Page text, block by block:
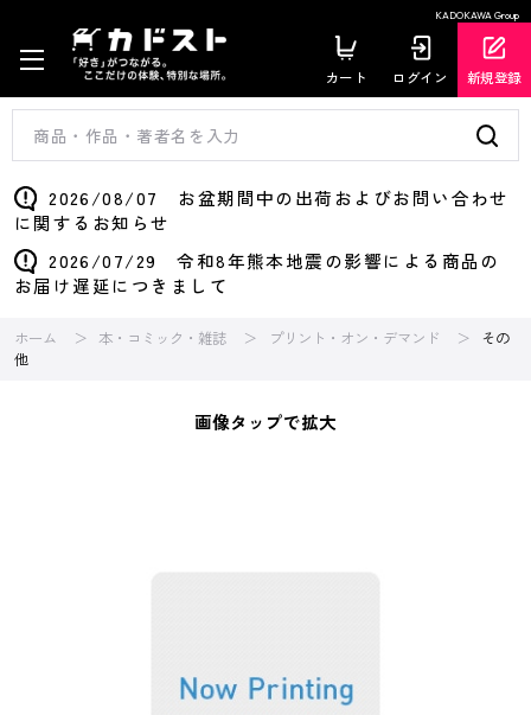
KADOKAWA Group
カート ログイン 新規登録
2026/08/07 お盆期間中の出荷およびお問い合わせ
に関するお知らせ
2026/07/29 令和8年熊本地震の影響による商品の
お届け遅延につきまして
ホーム 本・コミック・雑誌 プリント・オン・デマンド
その
他
画像タップで拡大